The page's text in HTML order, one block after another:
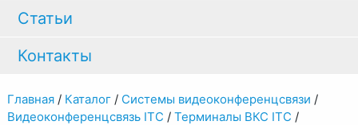
Статьи
Контакты
Главная/ Каталог/ Системы видеоконференцсвязи /
Видеоконференцсвязь ITC / Терминалы ВКС ITC /